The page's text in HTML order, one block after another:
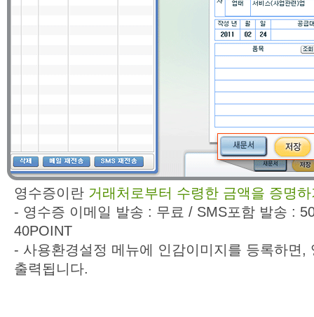
영수증이란 거래처로부터 수령한 금액을 증명
- 영수증 이메일 발송 : 무료 / SMS포함 발송 :
40POINT
- 사용환경설정 메뉴에 인감이미지를 등록하면,
출력됩니다.